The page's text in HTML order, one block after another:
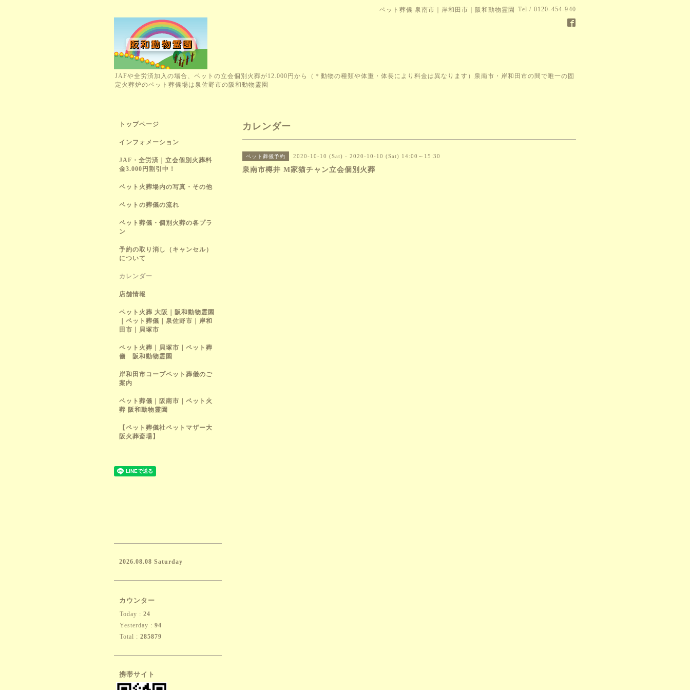
ペット葬儀 泉南市｜岸和田市｜阪和動物霊園 Tel / 0120-454-940
JAFや全労済加入の場合、ペットの立会個別火葬が12.000円から（＊動物の種類や体重・体長により料金は異なります）泉南市・岸和田市の間で唯一の固
定火葬炉のペット葬儀場は泉佐野市の阪和動物霊園
カレンダー
ペット葬儀予約 2020-10-10 (Sat) - 2020-10-10 (Sat) 14:00～15:30
泉南市樽井 M家猫チャン立会個別火葬
トップページ
インフォメーション
JAF・全労済｜立会個別火葬料
金3.000円割引中！
ペット火葬場内の写真・その他
ペットの葬儀の流れ
ペット葬儀・個別火葬の各プラ
ン
予約の取り消し（キャンセル）
について
カレンダー
店舗情報
ペット火葬 大阪｜阪和動物霊園
｜ペット葬儀｜泉佐野市｜岸和
田市｜貝塚市
ペット火葬｜貝塚市｜ペット葬
儀 阪和動物霊園
岸和田市コープペット葬儀のご
案内
ペット葬儀｜阪南市｜ペット火
葬 阪和動物霊園
【ペット葬儀社ペットマザー大
阪火葬斎場】
2026.08.08 Saturday
カウンター
Today : 24
Yesterday : 94
Total : 285879
携帯サイト